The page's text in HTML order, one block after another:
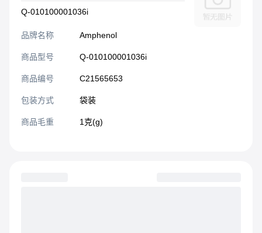
Q-010100001036i
品牌名称 Amphenol
商品型号 Q-010100001036i
商品编号 C21565653
包装方式 袋装
商品毛重 1克(g)